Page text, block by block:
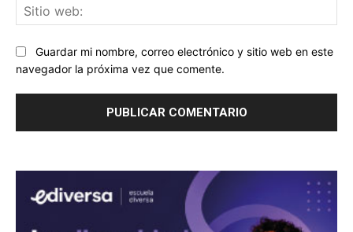
Guardar mi nombre, correo electrónico y sitio web en este
navegador la próxima vez que comente.